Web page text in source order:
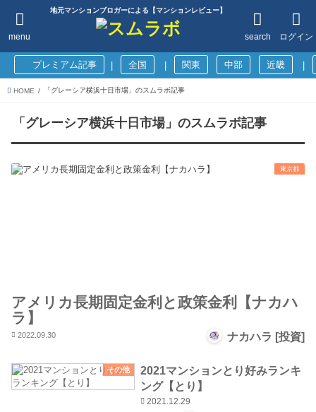
地元マンションブロガーによる【マンションレビュー】
ログイン
search
menu
プレミアム記事 全国 関東 中部 近畿
HOME 「グレーシア横浜十日市場」のスムラボ記事
「グレーシア横浜十日市場」のスムラボ記事
東京都
アメリカ長期固定金利と政策金利【ナカハ
ラ】
2022.09.30 ナカハラ [投資]
その他
2021マンションとり好みランキ
ング【とり】
2021.12.29